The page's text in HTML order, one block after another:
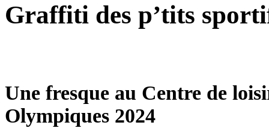
Graffiti des p’tits
Une fresque au Centre de
Olympiques 2024